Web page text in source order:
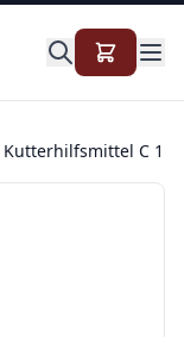
Kutterhilfsmittel C 1kg